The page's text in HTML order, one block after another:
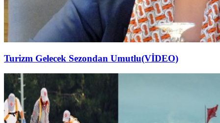
Turizm Gelecek Sezondan Umutlu(VİDEO)